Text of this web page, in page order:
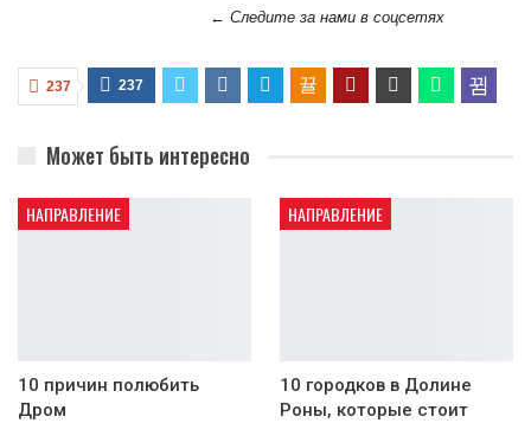
← Следите за нами в соцсетях
237 237
Может быть интересно
НАПРАВЛЕНИЕ
10 причин полюбить
Дром
НАПРАВЛЕНИЕ
10 городков в Долине
Роны, которые стоит